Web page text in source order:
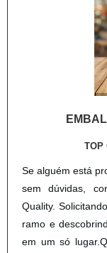
TOP
Se alguém está
sem dúvidas,
Quality.
ramo e
em um só